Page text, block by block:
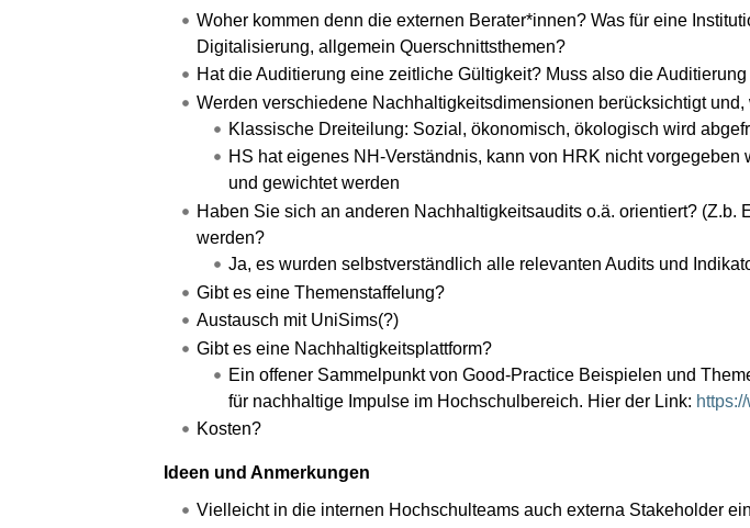
Woher kommen denn die externen Berater*innen? Was für eine
Digitalisierung, allgemein Querschnittsthemen?
Hat die Auditierung eine zeitliche Gültigkeit? Muss also die
Werden verschiedene Nachhaltigkeitsdimensionen berücksichtigt
Klassische Dreiteilung: Sozial, ökonomisch, ökologisch wird
HS hat eigenes NH-Verständnis, kann von HRK nicht
und gewichtet werden
Haben Sie sich an anderen Nachhaltigkeitsaudits o.ä. orientiert?
werden?
Ja, es wurden selbstverständlich alle relevanten Audits und
Gibt es eine Themenstaffelung?
Austausch mit UniSims(?)
Gibt es eine Nachhaltigkeitsplattform?
Ein offener Sammelpunkt von Good-Practice Beispielen und
für nachhaltige Impulse im Hochschulbereich. Hier der Link:
Kosten?
Ideen und Anmerkungen
Vielleicht in die internen Hochschulteams auch externa Stakeholder